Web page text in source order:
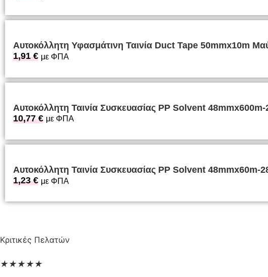
Αυτοκόλλητη Υφασμάτινη Ταινία Duct Tape 50mmx10m
1,91€ με ΦΠΑ
Αυτοκόλλητη Ταινία Συσκευασίας PP Solvent
10,77€ με ΦΠΑ
Αυτοκόλλητη Ταινία Συσκευασίας PP Solvent
1,23€ με ΦΠΑ
Κριτικές Πελατών
★★★★★